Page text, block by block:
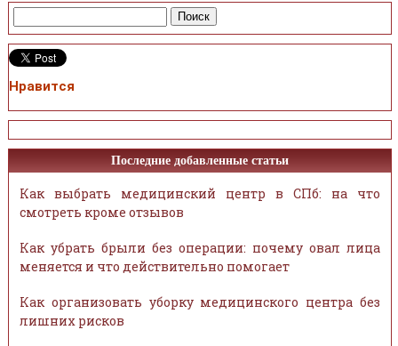
Нравится
Последние добавленные статьи
Как выбрать медицинский центр в СПб: на что
смотреть кроме отзывов
Как убрать брыли без операции: почему овал лица
меняется и что действительно помогает
Как организовать уборку медицинского центра без
лишних рисков